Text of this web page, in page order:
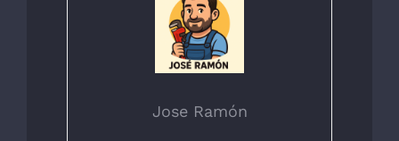
Jose Ramón